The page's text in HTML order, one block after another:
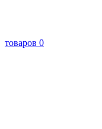
товаров 0